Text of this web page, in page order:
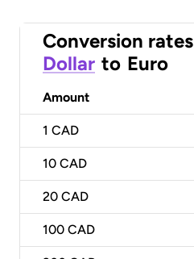
Conversion rates
Dollar to Euro
Amount
1 CAD
10 CAD
20 CAD
100 CAD